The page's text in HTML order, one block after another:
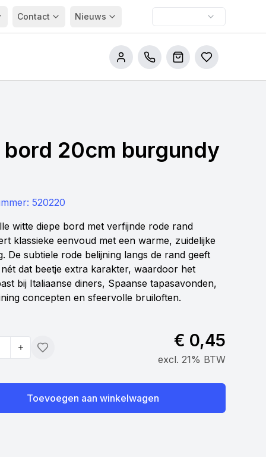
Contact Nieuws
Bel onsWinkelwagen
Bestellijsten
bord 20cm burgundy
520220
witte diepe bord met verfijnde rode rand
klassieke eenvoud met een warme, zuidelijke
De subtiele rode belijning langs de rand geeft
dat beetje extra karakter, waardoor het
bij Italiaanse diners, Spaanse tapasavonden,
concepten en sfeervolle bruiloften.
Toevoegen
€ 0,45
excl. 21% BTW
Toevoegen aan winkelwagen